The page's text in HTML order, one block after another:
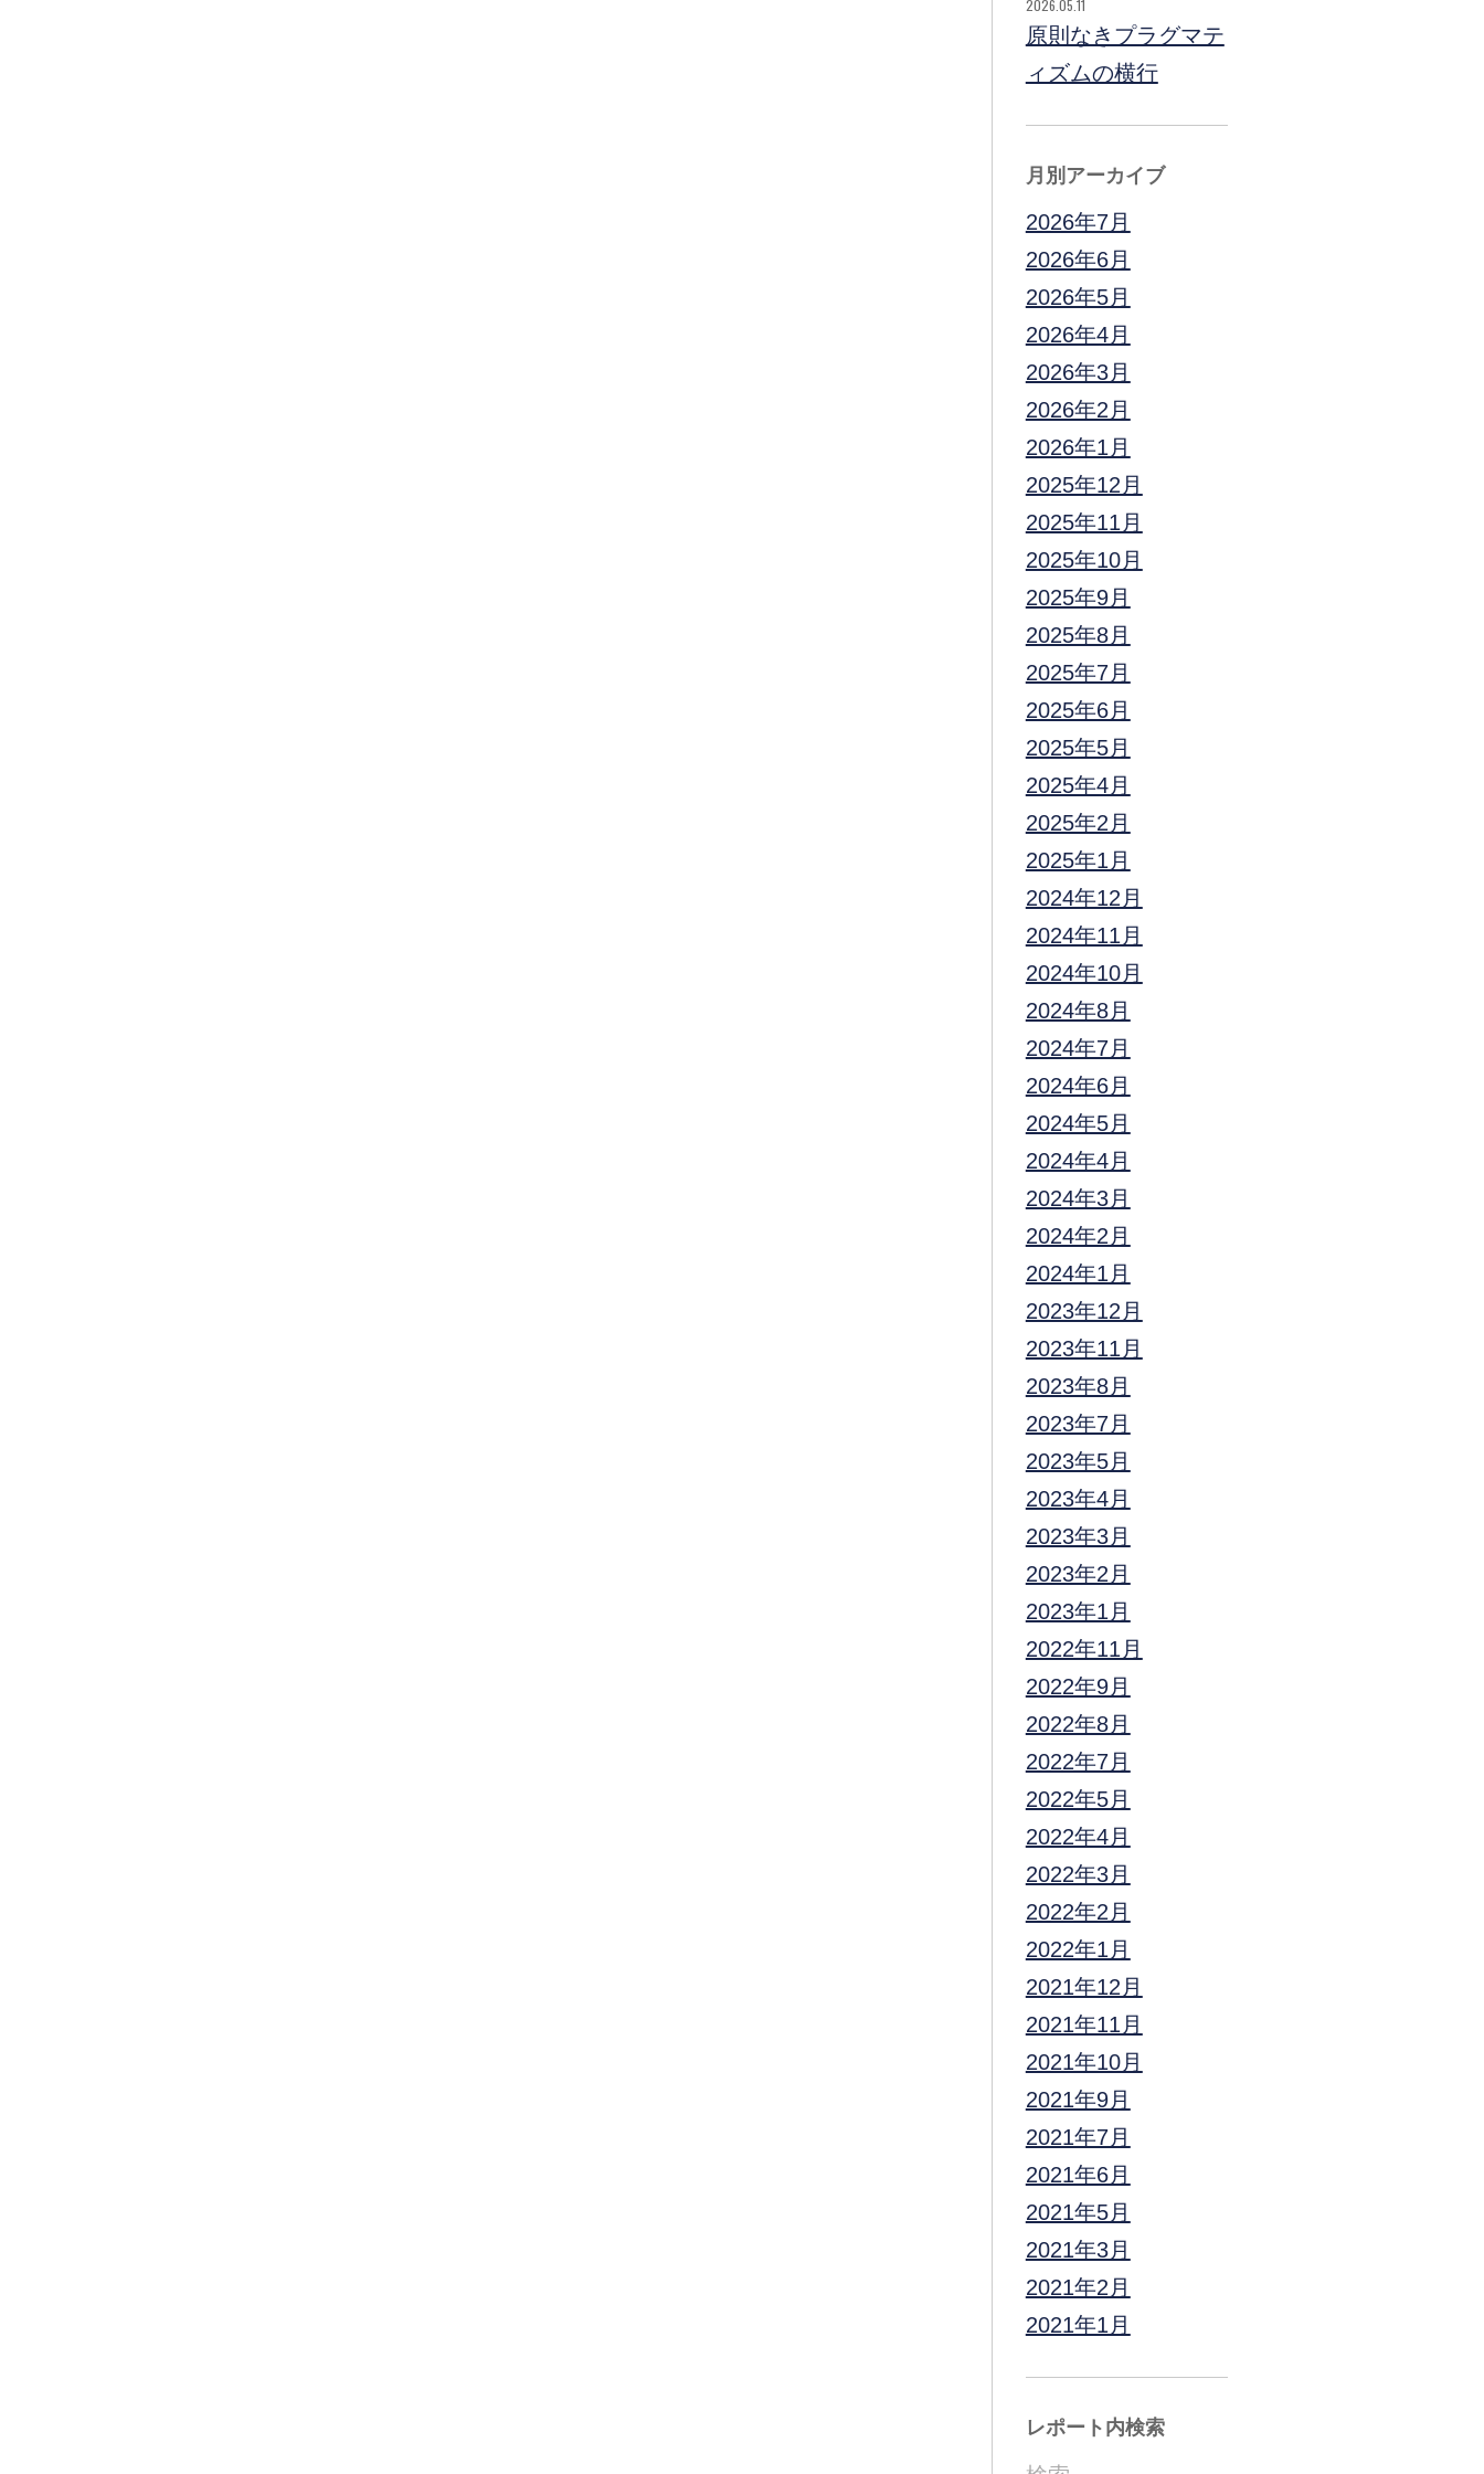
2026.05.11
原則なきプラグマテ
ィズムの横行
月別アーカイブ
2026年7月
2026年6月
2026年5月
2026年4月
2026年3月
2026年2月
2026年1月
2025年12月
2025年11月
2025年10月
2025年9月
2025年8月
2025年7月
2025年6月
2025年5月
2025年4月
2025年2月
2025年1月
2024年12月
2024年11月
2024年10月
2024年8月
2024年7月
2024年6月
2024年5月
2024年4月
2024年3月
2024年2月
2024年1月
2023年12月
2023年11月
2023年8月
2023年7月
2023年5月
2023年4月
2023年3月
2023年2月
2023年1月
2022年11月
2022年9月
2022年8月
2022年7月
2022年5月
2022年4月
2022年3月
2022年2月
2022年1月
2021年12月
2021年11月
2021年10月
2021年9月
2021年7月
2021年6月
2021年5月
2021年3月
2021年2月
2021年1月
レポート内検索